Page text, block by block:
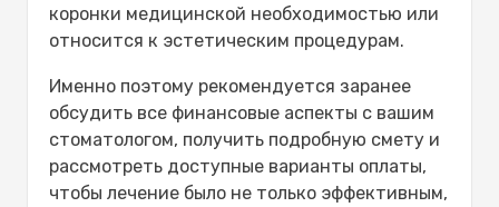
коронки медицинской необходимостью или
относится к эстетическим процедурам.
Именно поэтому рекомендуется заранее
обсудить все финансовые аспекты с вашим
стоматологом, получить подробную смету и
рассмотреть доступные варианты оплаты,
чтобы лечение было не только эффективным,